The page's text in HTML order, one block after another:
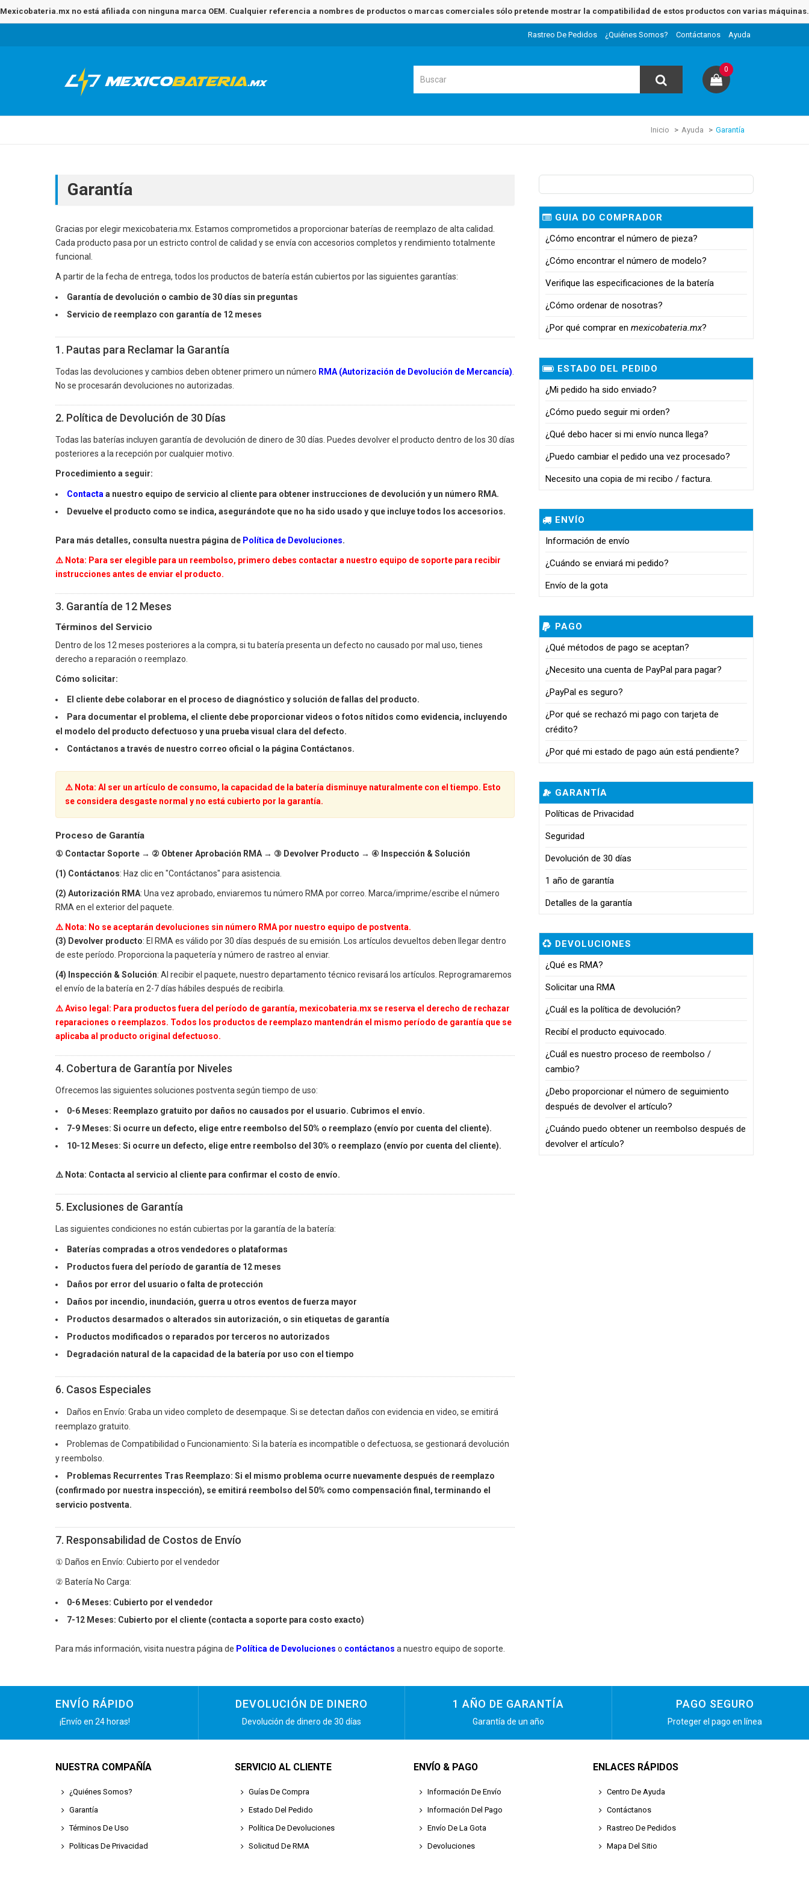
Mexicobateria.mx no está afiliada con ninguna marca OEM. Cualquier referencia a nombres de productos o marcas comerciales sólo pretende mostrar la compatibilidad de estos productos con varias máquinas.
Rastreo De Pedidos ¿Quiénes Somos? Contáctanos Ayuda
0
Inicio Ayuda Garantía
Garantía
Gracias por elegir mexicobateria.mx. Estamos comprometidos a proporcionar baterías de reemplazo de alta calidad.
Cada producto pasa por un estricto control de calidad y se envía con accesorios completos y rendimiento totalmente
funcional.
A partir de la fecha de entrega, todos los productos de batería están cubiertos por las siguientes garantías:
Garantía de devolución o cambio de 30 días sin preguntas
Servicio de reemplazo con garantía de 12 meses
1. Pautas para Reclamar la Garantía
Todas las devoluciones y cambios deben obtener primero un número RMA (Autorización de Devolución de Mercancía)
No se procesarán devoluciones no autorizadas.
2. Política de Devolución de 30 Días
Todas las baterías incluyen garantía de devolución de dinero de 30 días. Puedes devolver el producto dentro de los 30 días
posteriores a la recepción por cualquier motivo.
Procedimiento a seguir:
Contacta a nuestro equipo de servicio al cliente para obtener instrucciones de devolución y un número RMA.
Devuelve el producto como se indica, asegurándote que no ha sido usado y que incluye todos los accesorios.
Para más detalles, consulta nuestra página de Política de Devoluciones.
⚠️ Nota: Para ser elegible para un reembolso, primero debes contactar a nuestro equipo de soporte para recibir
instrucciones antes de enviar el producto.
3. Garantía de 12 Meses
Términos del Servicio
Dentro de los 12 meses posteriores a la compra, si tu batería presenta un defecto no causado por mal uso, tienes
derecho a reparación o reemplazo.
Cómo solicitar:
El cliente debe colaborar en el proceso de diagnóstico y solución de fallas del producto.
Para documentar el problema, el cliente debe proporcionar videos o fotos nítidos como evidencia, incluyendo
el modelo del producto defectuoso y una prueba visual clara del defecto.
Contáctanos a través de nuestro correo oficial o la página Contáctanos.
⚠️ Nota: Al ser un artículo de consumo, la capacidad de la batería disminuye naturalmente con el tiempo. Esto
se considera desgaste normal y no está cubierto por la garantía.
Proceso de Garantía
① Contactar Soporte → ② Obtener Aprobación RMA → ③ Devolver Producto → ④ Inspección & Solución
(1) Contáctanos: Haz clic en "Contáctanos" para asistencia.
(2) Autorización RMA: Una vez aprobado, enviaremos tu número RMA por correo. Marca/imprime/escribe el número
RMA en el exterior del paquete.
⚠️ Nota: No se aceptarán devoluciones sin número RMA por nuestro equipo de postventa.
(3) Devolver producto: El RMA es válido por 30 días después de su emisión. Los artículos devueltos deben llegar dentro
de este período. Proporciona la paquetería y número de rastreo al enviar.
(4) Inspección & Solución: Al recibir el paquete, nuestro departamento técnico revisará los artículos. Reprogramaremos
el envío de la batería en 2-7 días hábiles después de recibirla.
⚠️ Aviso legal: Para productos fuera del período de garantía, mexicobateria.mx se reserva el derecho de rechazar
reparaciones o reemplazos. Todos los productos de reemplazo mantendrán el mismo período de garantía que se
aplicaba al producto original defectuoso.
4. Cobertura de Garantía por Niveles
Ofrecemos las siguientes soluciones postventa según tiempo de uso:
0-6 Meses: Reemplazo gratuito por daños no causados por el usuario. Cubrimos el envío.
7-9 Meses: Si ocurre un defecto, elige entre reembolso del 50% o reemplazo (envío por cuenta del cliente).
10-12 Meses: Si ocurre un defecto, elige entre reembolso del 30% o reemplazo (envío por cuenta del cliente).
⚠️ Nota: Contacta al servicio al cliente para confirmar el costo de envío.
5. Exclusiones de Garantía
Las siguientes condiciones no están cubiertas por la garantía de la batería:
Baterías compradas a otros vendedores o plataformas
Productos fuera del período de garantía de 12 meses
Daños por error del usuario o falta de protección
Daños por incendio, inundación, guerra u otros eventos de fuerza mayor
Productos desarmados o alterados sin autorización, o sin etiquetas de garantía
Productos modificados o reparados por terceros no autorizados
Degradación natural de la capacidad de la batería por uso con el tiempo
6. Casos Especiales
Daños en Envío: Graba un video completo de desempaque. Si se detectan daños con evidencia en video, se emitirá
reemplazo gratuito.
Problemas de Compatibilidad o Funcionamiento: Si la batería es incompatible o defectuosa, se gestionará devolución
y reembolso.
Problemas Recurrentes Tras Reemplazo: Si el mismo problema ocurre nuevamente después de reemplazo
(confirmado por nuestra inspección), se emitirá reembolso del 50% como compensación final, terminando el
servicio postventa.
7. Responsabilidad de Costos de Envío
① Daños en Envío: Cubierto por el vendedor
② Batería No Carga:
0-6 Meses: Cubierto por el vendedor
7-12 Meses: Cubierto por el cliente (contacta a soporte para costo exacto)
Para más información, visita nuestra página de Política de Devoluciones o contáctanos a nuestro equipo de soporte.
GUIA DO COMPRADOR
¿Cómo encontrar el número de pieza?
¿Cómo encontrar el número de modelo?
Verifique las especificaciones de la batería
¿Cómo ordenar de nosotras?
¿Por qué comprar enmexicobateria.mx?
ESTADO DEL PEDIDO
¿Mi pedido ha sido enviado?
¿Cómo puedo seguir mi orden?
¿Qué debo hacer si mi envío nunca llega?
¿Puedo cambiar el pedido una vez procesado?
Necesito una copia de mi recibo / factura.
ENVÍO
Información de envío
¿Cuándo se enviará mi pedido?
Envío de la gota
PAGO
¿Qué métodos de pago se aceptan?
¿Necesito una cuenta de PayPal para pagar?
¿PayPal es seguro?
¿Por qué se rechazó mi pago con tarjeta de
crédito?
¿Por qué mi estado de pago aún está pendiente?
GARANTÍA
Políticas de Privacidad
Seguridad
Devolución de 30 días
1 año de garantía
Detalles de la garantía
DEVOLUCIONES
¿Qué es RMA?
Solicitar una RMA
¿Cuál es la política de devolución?
Recibí el producto equivocado.
¿Cuál es nuestro proceso de reembolso /
cambio?
¿Debo proporcionar el número de seguimiento
después de devolver el artículo?
¿Cuándo puedo obtener un reembolso después de
devolver el artículo?
ENVÍO RÁPIDO
¡Envío en 24 horas!
DEVOLUCIÓN DE DINERO
Devolución de dinero de 30 días
1 AÑO DE GARANTÍA
Garantía de un año
PAGO SEGURO
Proteger el pago en línea
NUESTRA COMPAÑÍA
¿Quiénes Somos?
Garantía
Términos De Uso
Políticas De Privacidad
SERVICIO AL CLIENTE
Guías De Compra
Estado Del Pedido
Política De Devoluciones
Solicitud De RMA
ENVÍO & PAGO
Información De Envío
Información Del Pago
Envío De La Gota
Devoluciones
ENLACES RÁPIDOS
Centro De Ayuda
Contáctanos
Rastreo De Pedidos
Mapa Del Sitio